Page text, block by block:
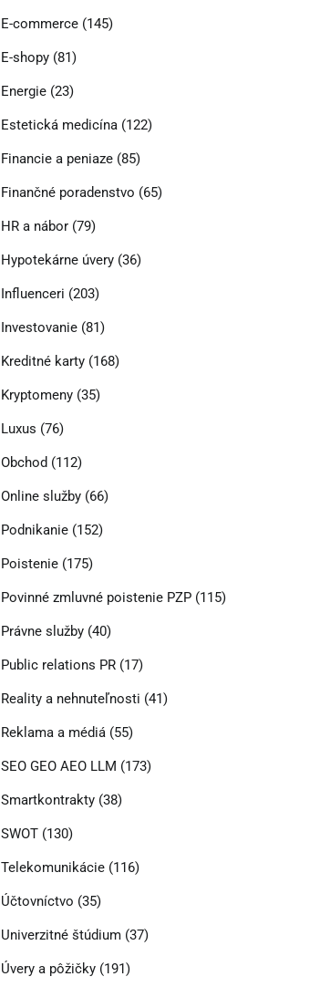
E-commerce(145)
E-shopy(81)
Energie(23)
Estetická medicína(122)
Financie a peniaze(85)
Finančné poradenstvo (65)
HR a nábor(79)
Hypotekárne úvery(36)
Influenceri (203)
Investovanie(81)
Kreditné karty(168)
Kryptomeny(35)
Luxus (76)
Obchod (112)
Online služby(66)
Podnikanie(152)
Poistenie(175)
Povinné zmluvné poistenie PZP(115)
Právne služby(40)
Public relations PR(17)
Reality a nehnuteľnosti (41)
Reklama a médiá(55)
SEO GEO AEO LLM (173)
Smartkontrakty(38)
SWOT(130)
Telekomunikácie(116)
Účtovníctvo (35)
Univerzitné štúdium(37)
Úvery a pôžičky(191)